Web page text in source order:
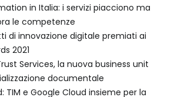
in Italia: i servizi piacciono ma
le competenze
di innovazione digitale premiati ai
2021
Services, la nuova business unit
documentale
TIM e Google Cloud insieme per la